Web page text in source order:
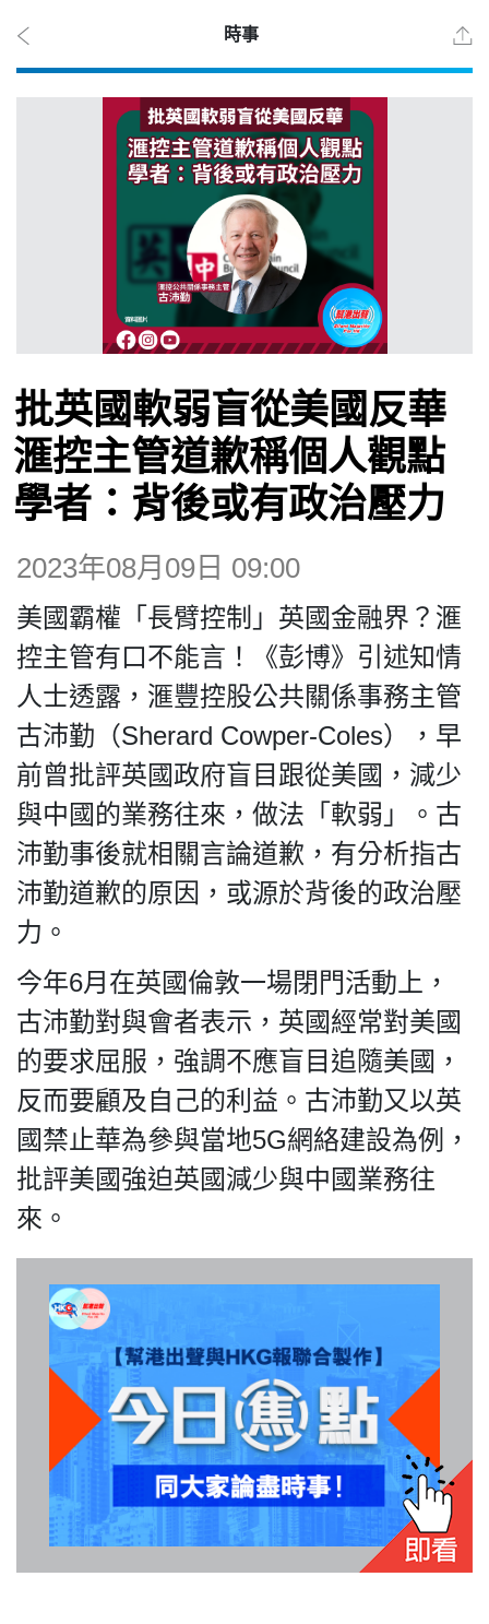
時事
觀點
博客
投票
視頻
昔日
系列
活動
關於我們
我們的立場
登記支持
聯絡我們
時事
批英國軟弱盲從美國反華
滙控主管道歉稱個人觀點
學者：背後或有政治壓力
2023年08月09日 09:00
美國霸權「長臂控制」英國金融界？滙
控主管有口不能言！《彭博》引述知情
人士透露，滙豐控股公共關係事務主管
古沛勤（Sherard Cowper-Coles），早
前曾批評英國政府盲目跟從美國，減少
與中國的業務往來，做法「軟弱」。古
沛勤事後就相關言論道歉，有分析指古
沛勤道歉的原因，或源於背後的政治壓
力。
今年6月在英國倫敦一場閉門活動上，
古沛勤對與會者表示，英國經常對美國
的要求屈服，強調不應盲目追隨美國，
反而要顧及自己的利益。古沛勤又以英
國禁止華為參與當地5G網絡建設為例，
批評美國強迫英國減少與中國業務往
來。